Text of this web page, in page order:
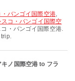
バンゴイ国際空港,
コ・バンゴイ国際空
・バンゴイ国際空港.
ノ国際空港 to フラ